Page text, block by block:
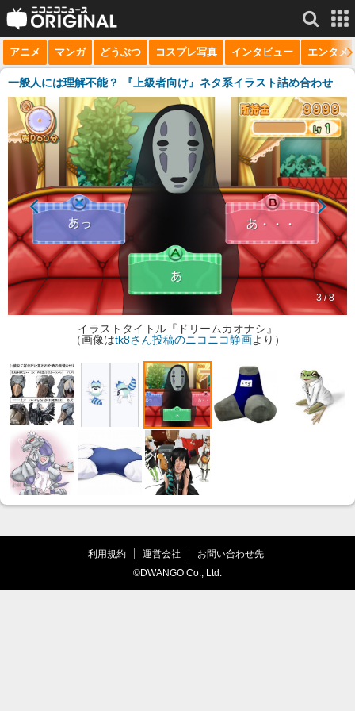
サービス一覧 もっと見る
niconico
動画
生放送
ニュース
チャンネル
マンガ
ニコニコQ
アニメ マンガ どうぶつ コスプレ写真 インタビュー エンタメ
一般人には理解不能？ 『上級者向け』ネタ系イラスト詰め合わせ
3 / 8
イラストタイトル『ドリームカオナシ』
（画像はtk8さん投稿のニコニコ静画より）
利用規約 運営会社
お問い合わせ先
©DWANGO Co., Ltd.